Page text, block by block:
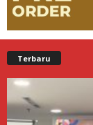
Terbaru